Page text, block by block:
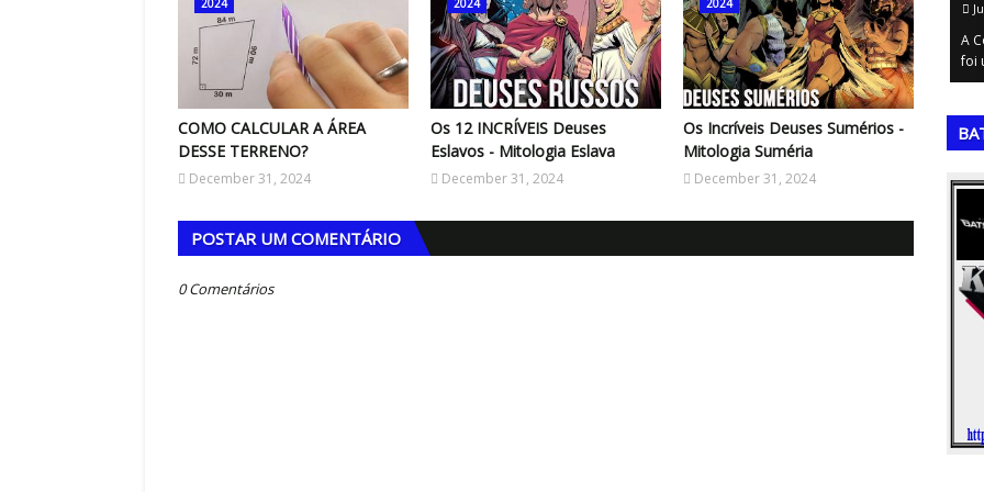
2024
COMO CALCULAR A ÁREA
DESSE TERRENO?
December 31, 2024
2024
Os 12 INCRÍVEIS Deuses
Eslavos - Mitologia Eslava
December 31, 2024
2024
Os Incríveis Deuses Sumérios -
Mitologia Suméria
December 31, 2024
POSTAR UM COMENTÁRIO
0 Comentários
July 18, 2026
Alemanha: A destruidora de esquadrões (1954 e
1974)Poucas seleções na história da Copa…
,
July 18, 2026
A Matriz SIPOC é uma ferramenta de gestão de
processos essencial para o mapeamento de …
A
foi